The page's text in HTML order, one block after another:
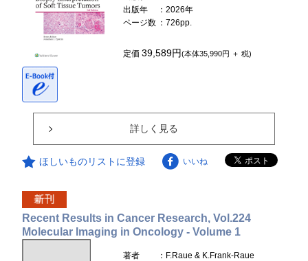
出版年
：2026年
ページ数 ：726pp.
定価39,589円(本体35,990円 ＋ 税)
詳しく見る
ほしいものリストに登録 いいね
Recent Results in Cancer Research, Vol.224
Molecular Imaging in Oncology - Volume 1
著者
：F.Raue & K.Frank-Raue